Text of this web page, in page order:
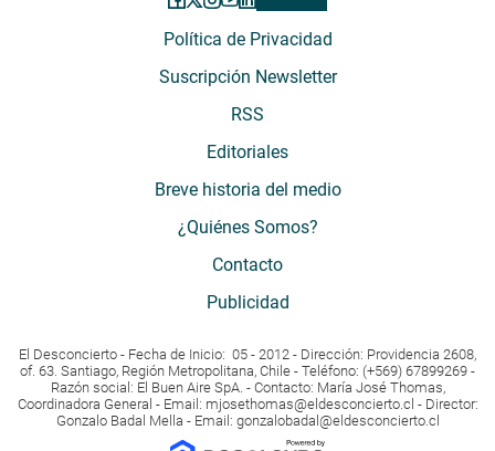
Política de Privacidad
Suscripción Newsletter
RSS
Editoriales
Breve historia del medio
¿Quiénes Somos?
Contacto
Publicidad
El Desconcierto - Fecha de Inicio: 05 - 2012 - Dirección: Providencia 2608,
of. 63. Santiago, Región Metropolitana, Chile - Teléfono: (+569) 67899269 -
Razón social: El Buen Aire SpA. - Contacto: María José Thomas,
Coordinadora General - Email: mjosethomas@eldesconcierto.cl - Director:
Gonzalo Badal Mella - Email: gonzalobadal@eldesconcierto.cl